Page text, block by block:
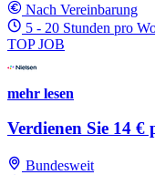
Nach Vereinbarung
5 - 20 Stunden pro
TOP JOB
mehr lesen
Verdienen Sie 14
Bundesweit